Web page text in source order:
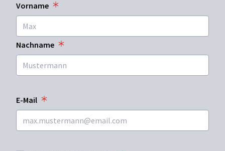
Vorname
Nachname
E-Mail